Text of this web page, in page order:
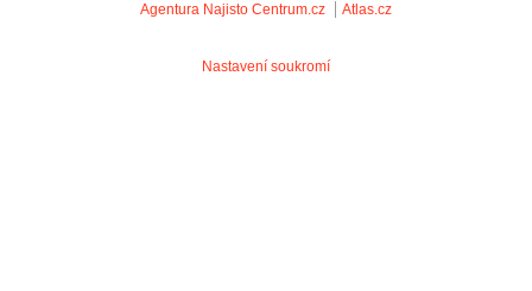
Agentura Najisto Centrum.cz Atlas.cz
Nastavení soukromí